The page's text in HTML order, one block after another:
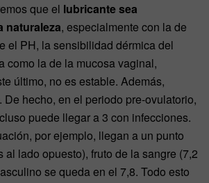
que el lubricante sea
naturaleza, especialmente con la de
el PH, la sensibilidad dérmica del
como la de la mucosa vaginal,
último, no es estable. Además,
De hecho, en el periodo pre-ovulatorio,
puede llegar a 3 con infecciones.
por ejemplo, llegan a un punto
al lado opuesto), fruto de la sangre (7,2
se queda en el 7,8. Todo esto